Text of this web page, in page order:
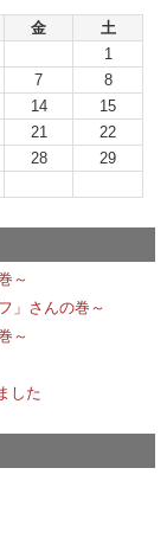
金
土
1
7
8
14
15
21
22
28
29
～
」さんの巻～
～
した